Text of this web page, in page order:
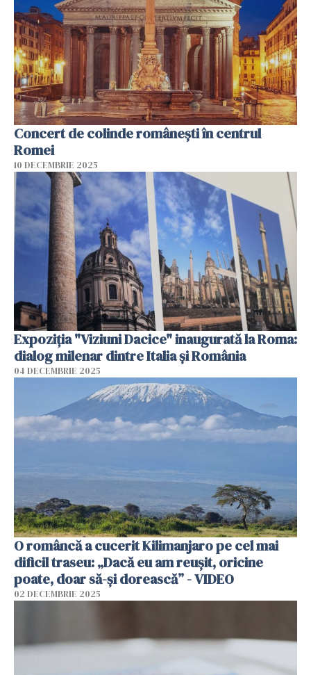
Concert de colinde româneşti în centrul
Romei
10 DECEMBRIE 2025
Expoziția "Viziuni Dacice" inaugurată la Roma:
dialog milenar dintre Italia și România
04 DECEMBRIE 2025
O româncă a cucerit Kilimanjaro pe cel mai
dificil traseu: „Dacă eu am reușit, oricine
poate, doar să-și dorească” - VIDEO
02 DECEMBRIE 2025